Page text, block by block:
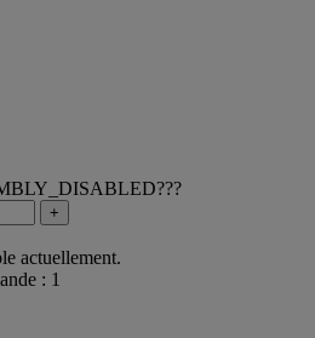
+
actuellement.
: 1